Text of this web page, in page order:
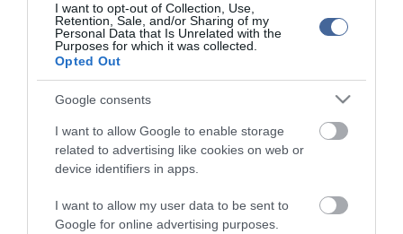
I want to opt-out of Collection, Use,
Retention, Sale, and/or Sharing of my
Personal Data that Is Unrelated with the
Purposes for which it was collected.
Opted Out
Google consents
I want to allow Google to enable storage
related to advertising like cookies on web or
device identifiers in apps.
I want to allow my user data to be sent to
Google for online advertising purposes.
Kérjük, kulturáltan, mások személyiségi jogainak és jó hírnevének tiszteletben
tartásával kommenteljenek!
ma.hu legfrissebb hírei:
Nagy erőkkel keresik a szomjazó gólyát megmentő
Magyar Péter: átfogó energiafejlesztési tervet fogadott el a
kormány